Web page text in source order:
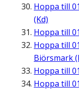
Hoppa till
(Kd)
Hoppa till
Hoppa till
Biörsmark
Hoppa till
Hoppa till